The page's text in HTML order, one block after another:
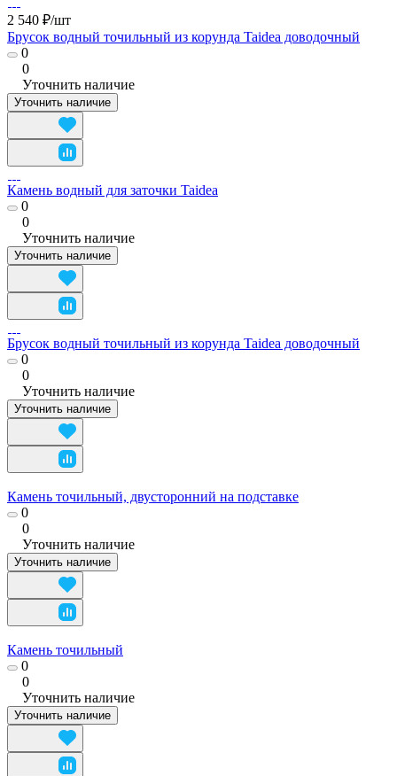
2 540 ₽/шт
Брусок водный точильный из корунда Taidea доводочный
0
0
Уточнить наличие
Уточнить наличие
Камень водный для заточки Taidea
0
0
Уточнить наличие
Уточнить наличие
Брусок водный точильный из корунда Taidea доводочный
0
0
Уточнить наличие
Уточнить наличие
Камень точильный, двусторонний на подставке
0
0
Уточнить наличие
Уточнить наличие
Камень точильный
0
0
Уточнить наличие
Уточнить наличие